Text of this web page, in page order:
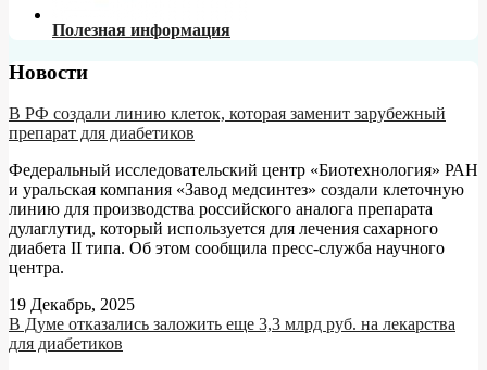
Полезная информация
Новости
В РФ создали линию клеток, которая заменит зарубежный
препарат для диабетиков
Федеральный исследовательский центр «Биотехнология» РАН
и уральская компания «Завод медсинтез» создали клеточную
линию для производства российского аналога препарата
дулаглутид, который используется для лечения сахарного
диабета II типа. Об этом сообщила пресс-служба научного
центра.
19 Декабрь, 2025
В Думе отказались заложить еще 3,3 млрд руб. на лекарства
для диабетиков